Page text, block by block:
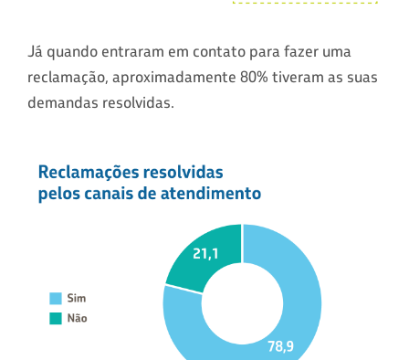
Já quando entraram em contato para fazer uma
reclamação, aproximadamente 80% tiveram as suas
demandas resolvidas.